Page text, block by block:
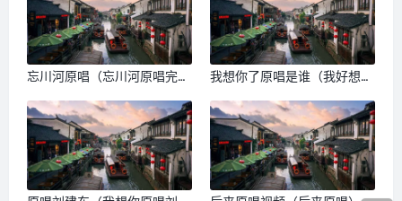
忘川河原唱（忘川河原唱完整
我想你了原唱是谁（我好想你